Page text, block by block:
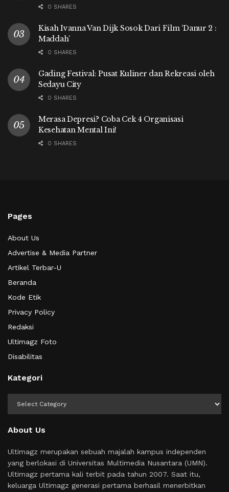
0 SHARES
Kisah Ivanna Van Dijk Sosok Dari Film ‘Danur 2 :
Maddah’
0 SHARES
Gading Festival: Pusat Kuliner dan Rekreasi oleh
Sedayu City
0 SHARES
Merasa Depresi? Coba Cek 4 Organisasi
Kesehatan Mental Ini!
0 SHARES
Pages
About Us
Advertise & Media Partner
Artikel Terbar-U
Beranda
Kode Etik
Privacy Policy
Redaksi
Ultimagz Foto
Disabilitas
Kategori
About Us
Ultimagz merupakan sebuah majalah kampus independen
yang berlokasi di Universitas Multimedia Nusantara (UMN).
Ultimagz pertama kali terbit pada tahun 2007. Saat itu,
keluarga Ultimagz generasi pertama berhasil menerbitkan